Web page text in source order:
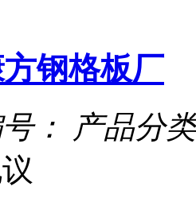
钢格板厂
：
产品分